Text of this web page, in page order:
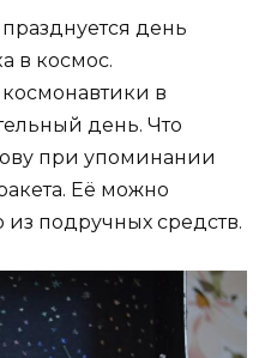
день
в космос.
в
день. Что
при упоминании
Её можно
из подручных средств.